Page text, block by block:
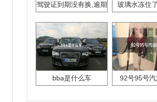
驾驶证到期没有换,逾期
玻璃水冻住
bba是什么车 92号95号汽